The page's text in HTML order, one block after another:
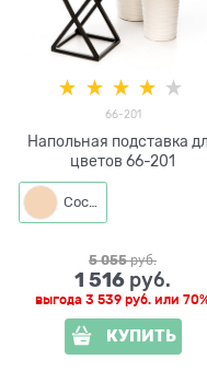
66-201
Напольная подставка
цветов 66-201
Сосна
5 055 руб.
1 516 руб.
выгода 3 539 руб. или
КУПИТЬ